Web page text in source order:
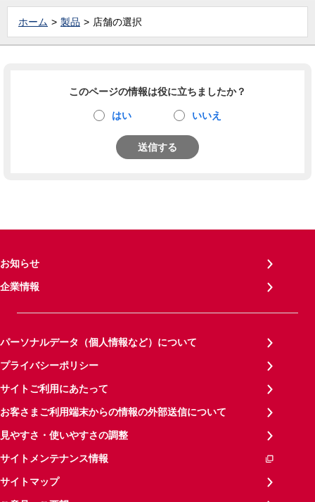
ホーム 製品 店舗の選択
このページの情報は役に立ちましたか？
はい いいえ
送信する
お知らせ
企業情報
パーソナルデータ（個人情報など）について
プライバシーポリシー
サイトご利用にあたって
お客さまご利用端末からの情報の外部送信について
見やすさ・使いやすさの調整
サイトメンテナンス情報
サイトマップ